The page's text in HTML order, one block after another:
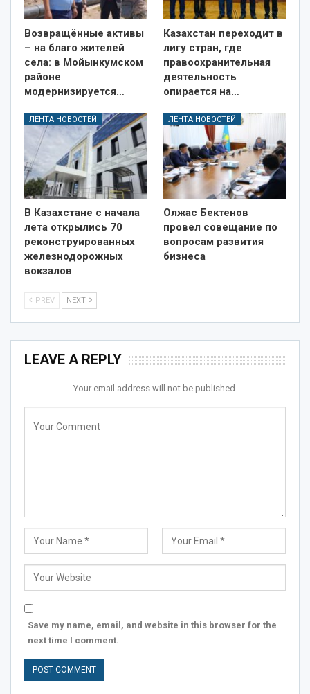
Возвращённые активы
– на благо жителей
села: в Мойынкумском
районе
модернизируется…
Казахстан переходит в
лигу стран, где
правоохранительная
деятельность
опирается на…
ЛЕНТА НОВОСТЕЙ
В Казахстане с начала
лета открылись 70
реконструированных
железнодорожных
вокзалов
ЛЕНТА НОВОСТЕЙ
Олжас Бектенов
провел совещание по
вопросам развития
бизнеса
PREV NEXT
LEAVE A REPLY
Your email address will not be published.
Save my name, email, and website in this browser for the
next time I comment.